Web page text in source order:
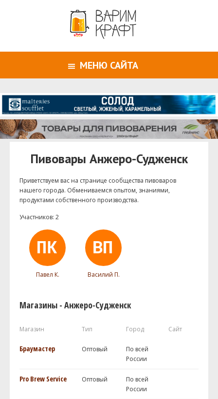
МЕНЮ САЙТА
Пивовары Анжеро-Судженск
Приветствуем ваc на странице сообщества пивоваров
нашего города. Обмениваемся опытом, знаниями,
продуктами собственного производства.
Участников: 2
Павел К. Василий П.
Магазины - Анжеро-Судженск
Магазин Тип Город Сайт
Браумастер Оптовый
По всей
России
Pro Brew Service Оптовый
По всей
России